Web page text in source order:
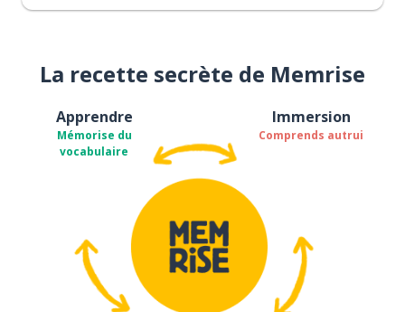
La recette secrète de Memrise
Apprendre
Mémorise du
vocabulaire
Immersion
Comprends autrui